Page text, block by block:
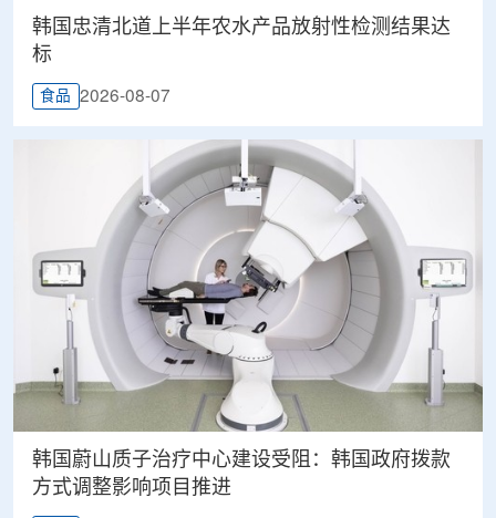
韩国忠清北道上半年农水产品放射性检测结果达
标
食品 2026-08-07
韩国蔚山质子治疗中心建设受阻：韩国政府拨款
方式调整影响项目推进